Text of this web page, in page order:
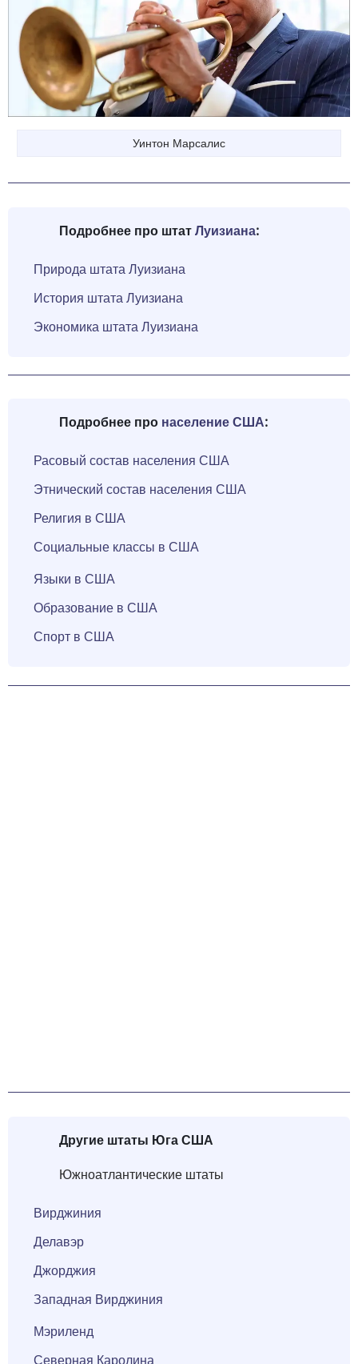
Уинтон Марсалис
Подробнее про штатЛуизиана:
Природа штата Луизиана
История штата Луизиана
Экономика штата Луизиана
Подробнее про население США:
Расовый состав населения США
Этнический состав населения США
Религия в США
Социальные классы в США
Языки в США
Образование в США
Спорт в США
Другие штаты Юга США
Южноатлантические штаты
Вирджиния
Делавэр
Джорджия
Западная Вирджиния
Мэриленд
Северная Каролина